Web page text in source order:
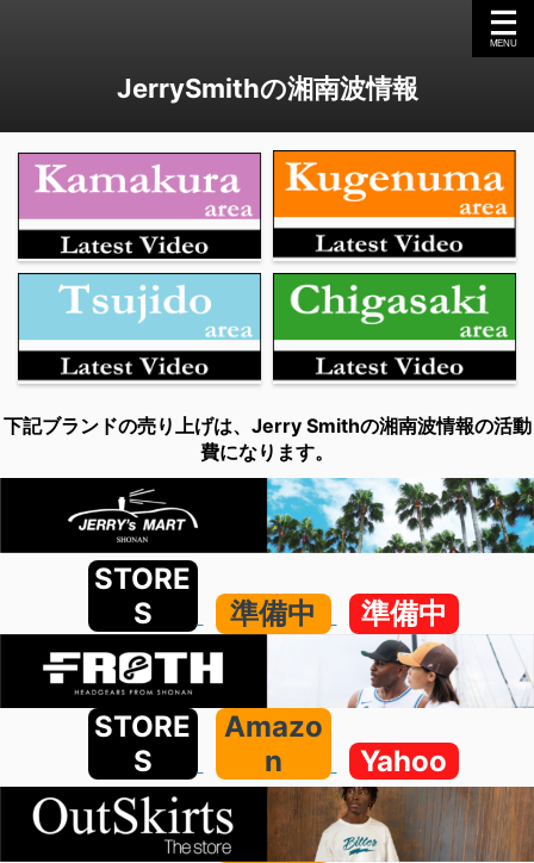
JerrySmithの湘南波情報
下記ブランドの売り上げは、Jerry Smithの湘南波情報の活動
費になります。
STORE
S
準備中 準備中
STORE
S
Amazo
n
Yahoo